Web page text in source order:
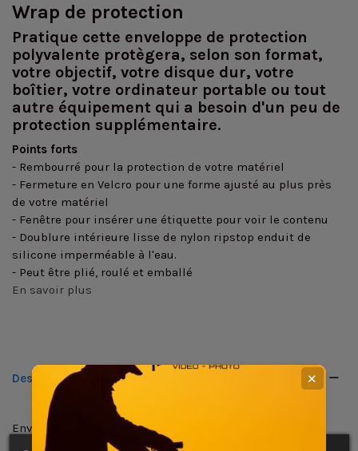
Wrap de protection
Pratique cette enveloppe de protection
polyvalente protègera, selon son format,
votre objectif, votre disque dur, votre
boîtier, votre ordinateur portable ou tout
autre équipement qui a besoin d'un peu de
protection supplémentaire.
Points forts
- Rembourré pour la protection de votre matériel
- Fermeture en Velcro pour une forme ajusté au plus près
de votre matériel
- Fenêtre pour insérer une étiquette pour voir le contenu
- Doublure intérieure lisse de nylon ripstop enduit de
silicone imperméable à l'eau.
- Peut être plié, roulé et emballé
En savoir plus
Description
Enveloppe de protection pour protéger et organiser
facilement votre équipement dans votre sac photo.
✕